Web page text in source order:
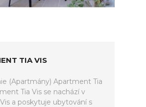
TIA VIS
(Apartmány) Apartment Tia
Tia Vis se nachází v
a poskytuje ubytování s